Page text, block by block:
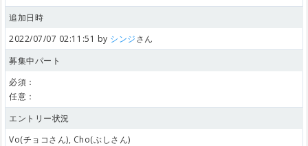
追加日時
2022/07/07 02:11:51 by シンジさん
募集中パート
必須：
任意：
エントリー状況
Vo(チョコさん), Cho(ぶしさん)